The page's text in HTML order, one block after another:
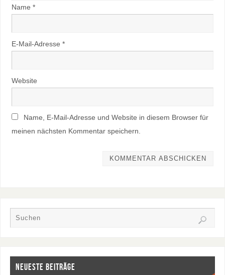
Name *
E-Mail-Adresse *
Website
Name, E-Mail-Adresse und Website in diesem Browser für
meinen nächsten Kommentar speichern.
Neueste Beiträge